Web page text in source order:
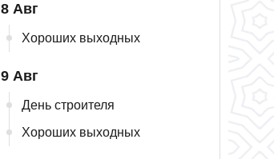
8 Авг
Хороших выходных
9 Авг
День строителя
Хороших выходных